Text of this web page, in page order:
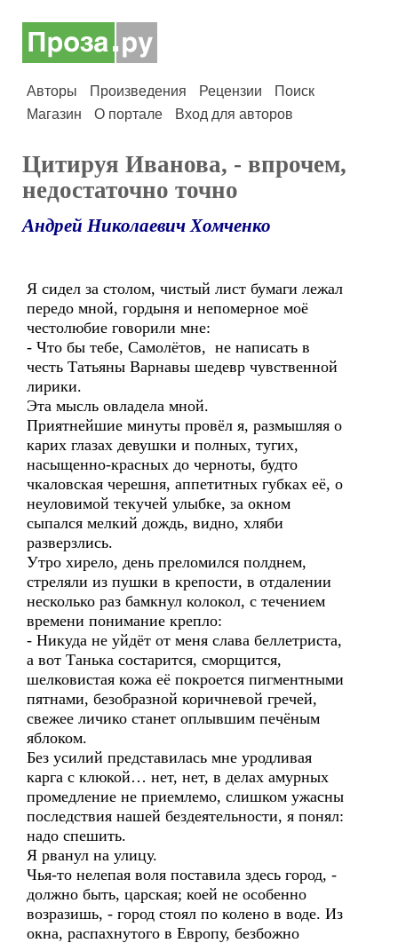
Авторы Произведения Рецензии
Поиск
Магазин
О портале Вход для авторов
Цитируя Иванова, - впрочем,
недостаточно точно
Андрей Николаевич Хомченко
Я сидел за столом, чистый лист бумаги лежал
передо мной, гордыня и непомерное моё
честолюбие говорили мне:
- Что бы тебе, Самолётов, не написать в
честь Татьяны Варнавы шедевр чувственной
лирики.
Эта мысль овладела мной.
Приятнейшие минуты провёл я, размышляя о
карих глазах девушки и полных, тугих,
насыщенно-красных до черноты, будто
чкаловская черешня, аппетитных губках её, о
неуловимой текучей улыбке, за окном
сыпался мелкий дождь, видно, хляби
разверзлись.
Утро хирело, день преломился полднем,
стреляли из пушки в крепости, в отдалении
несколько раз бамкнул колокол, с течением
времени понимание крепло:
- Никуда не уйдёт от меня слава беллетриста,
а вот Танька состарится, сморщится,
шелковистая кожа её покроется пигментными
пятнами, безобразной коричневой гречей,
свежее личико станет оплывшим печёным
яблоком.
Без усилий представилась мне уродливая
карга с клюкой… нет, нет, в делах амурных
промедление не приемлемо, слишком ужасны
последствия нашей бездеятельности, я понял:
надо спешить.
Я рванул на улицу.
Чья-то нелепая воля поставила здесь город, -
должно быть, царская; коей не особенно
возразишь, - город стоял по колено в воде. Из
окна, распахнутого в Европу, безбожно